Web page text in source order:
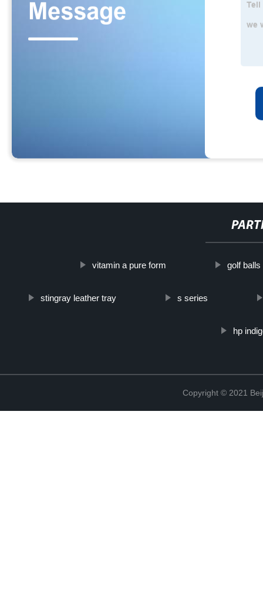
vitamin a pure form golf balls
stingray leather tray s series
hp
Copyright © 2021